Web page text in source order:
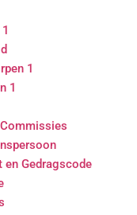
1
1
en Gedragscode